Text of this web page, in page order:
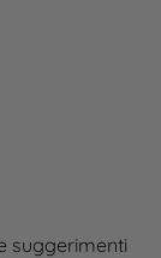
suggerimenti